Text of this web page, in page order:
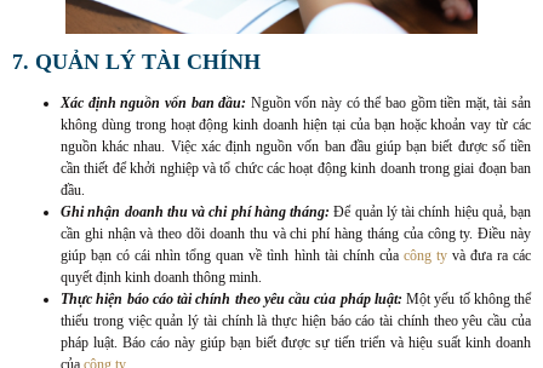
7. QUẢN LÝ TÀI CHÍNH
Xác định nguồn vốn ban đầu: Nguồn vốn này có thể bao gồm tiền mặt, tài sản
không dùng trong hoạt động kinh doanh hiện tại của bạn hoặc khoản vay từ các
nguồn khác nhau. Việc xác định nguồn vốn ban đầu giúp bạn biết được số tiền
cần thiết để khởi nghiệp và tổ chức các hoạt động kinh doanh trong giai đoạn ban
đầu.
Ghi nhận doanh thu và chi phí hàng tháng: Để quản lý tài chính hiệu quả, bạn
cần ghi nhận và theo dõi doanh thu và chi phí hàng tháng của công ty. Điều này
giúp bạn có cái nhìn tổng quan về tình hình tài chính của công tyvà đưa ra các
quyết định kinh doanh thông minh.
Thực hiện báo cáo tài chính theo yêu cầu của pháp luật: Một yếu tố không thể
thiếu trong việc quản lý tài chính là thực hiện báo cáo tài chính theo yêu cầu của
pháp luật. Báo cáo này giúp bạn biết được sự tiến triển và hiệu suất kinh doanh